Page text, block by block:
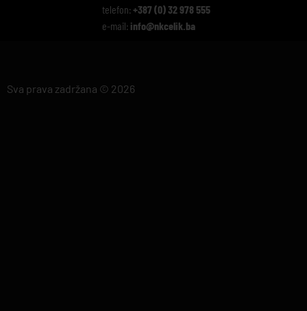
telefon: +387 (0) 32 978 555
e-mail: info@nkcelik.ba
Sva prava zadržana © 2026